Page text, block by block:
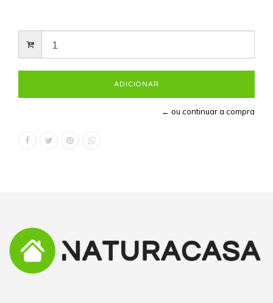
← ou continuar a compra